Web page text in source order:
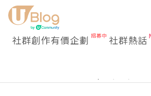
社群創作有價企劃 社群熱話